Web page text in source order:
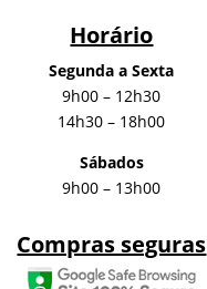
Horário
Segunda a Sexta
9h00 – 12h30
14h30 – 18h00
Sábados
9h00 – 13h00
Compras seguras